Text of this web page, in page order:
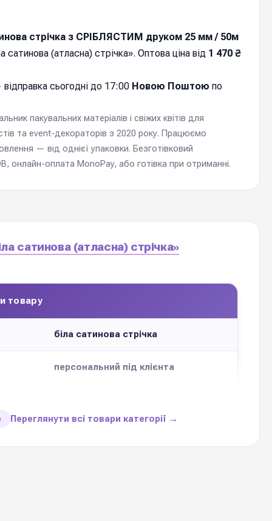
стрічка з СРІБЛЯСТИМ друком 25 мм / 50м
сатинова (атласна) стрічка». Оптова ціна від 1 470 ₴
cьогодні до 17:00 Новою Поштою по
пакувальних матеріалів і свіжих квітів для
та event-декораторів з 2020 року. Працюємо
— від однієї упаковки. Безготівковий
онлайн-оплата MonoPay, або готівка при отриманні.
сатинова (атласна) стрічка»
товару
біла сатинова стрічка
персональний під клієнта
Переглянути всі товари категорії →